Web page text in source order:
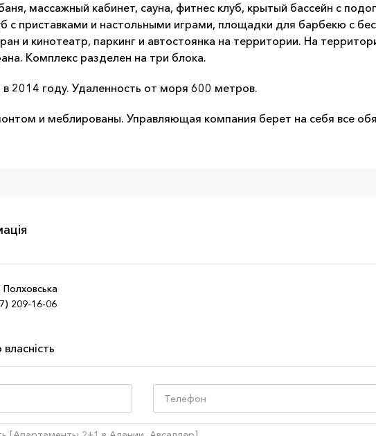
массажный кабинет, сауна, фитнес клуб, крытый бассейн с
с приставками и настольными играми, площадки для барбекю с
и кинотеатр, паркинг и автостоянка на территории. На
Комплекс разделен на три блока.
2014 году. Удаленность от моря 600 метров.
и меблированы. Управляющая компания берет на себя все
209-16-06